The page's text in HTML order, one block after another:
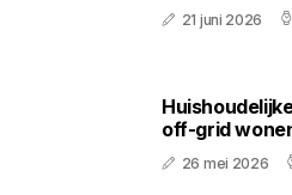
21 juni 2026
off-grid
26 mei 2026